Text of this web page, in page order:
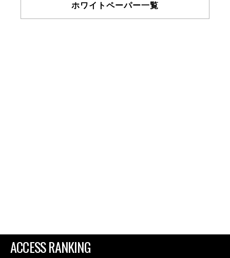
ホワイトペーパー一覧
ACCESS RANKING